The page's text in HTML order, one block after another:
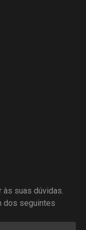
às suas dúvidas.
dos seguintes